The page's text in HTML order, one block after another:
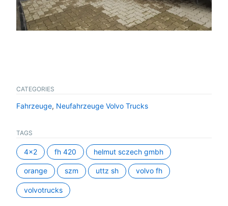
CATEGORIES
Fahrzeuge, Neufahrzeuge Volvo Trucks
TAGS
4x2 fh 420 helmut sczech gmbh
orange szm uttz sh volvo fh
volvotrucks